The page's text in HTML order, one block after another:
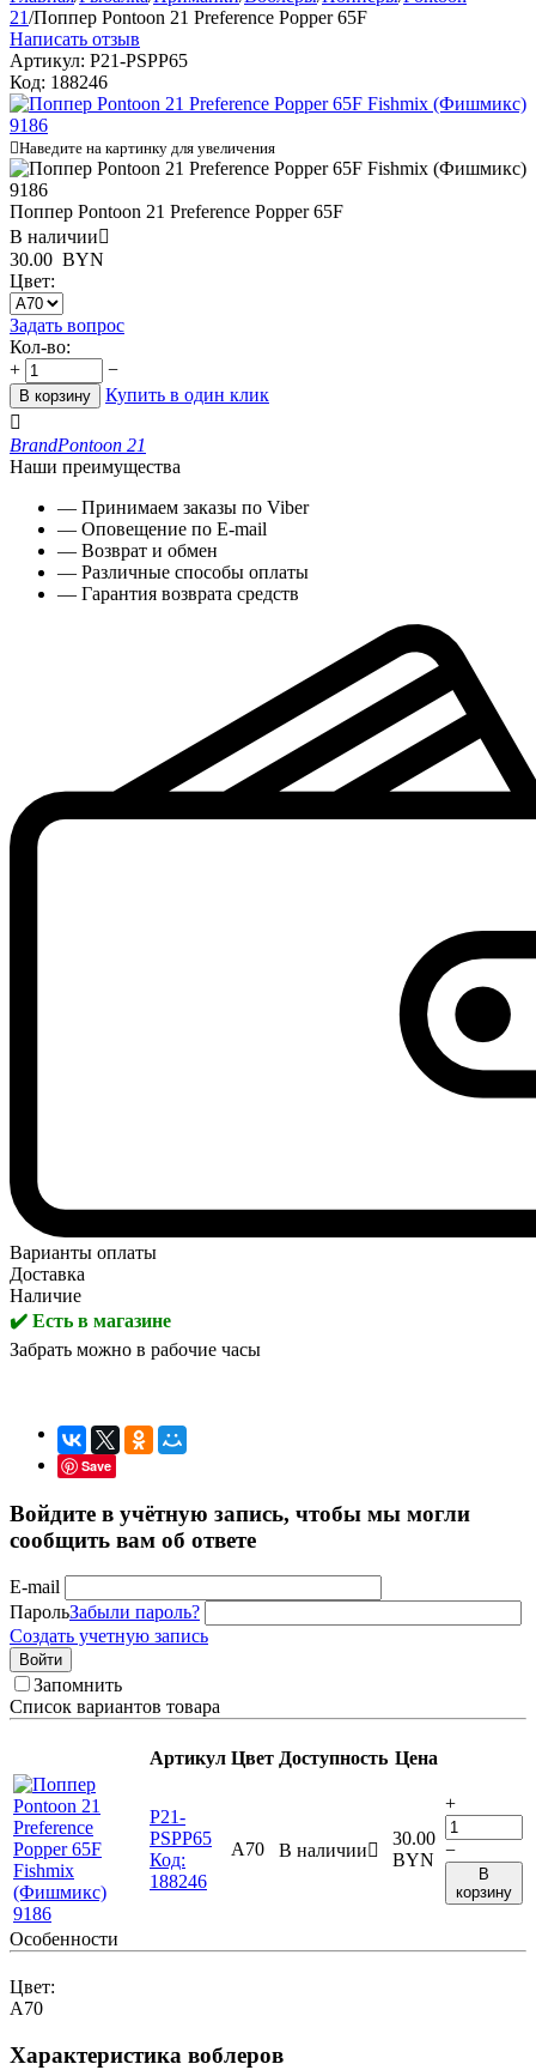
21/Поппер Pontoon 21 Preference Popper 65F
Написать отзыв
Артикул: P21-PSPP65
Код: 188246
Наведите на картинку для увеличения
Поппер Pontoon 21 Preference Popper 65F
В наличии
30.00 BYN
Цвет:
Задать вопрос
Кол-во:
+
−
В корзину
Купить в один клик

BrandPontoon 21
Наши преимущества
— Принимаем заказы по Viber
— Оповещение по E-mail
— Возврат и обмен
— Различные способы оплаты
— Гарантия возврата средств
Варианты оплаты
Доставка
Наличие
✔️ Есть в магазине
Забрать можно в рабочие часы
Save
Войдите в учётную запись, чтобы мы могли
сообщить вам об ответе
E-mail
ПарольЗабыли пароль?
Создать учетную запись
Войти
Запомнить
Список вариантов товара
Артикул Цвет Доступность Цена
P21-
PSPP65
Код:
188246
A70 В наличии
30.00
BYN
+
−
В
корзину
Особенности
Цвет:
A70
Характеристика воблеров